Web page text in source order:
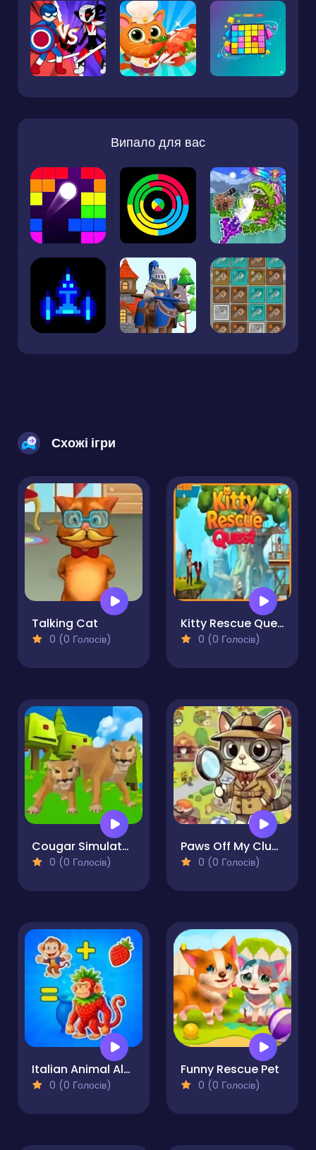
Випало для вас
Схожі ігри
Talking Cat
0 (0 Голосів)
Kitty Rescue Quest
0 (0 Голосів)
Cougar Simulator - Big Cats
0 (0 Голосів)
Paws Off My Clues!
0 (0 Голосів)
Italian Animal Alchemy - Brainrot
0 (0 Голосів)
Funny Rescue Pet
0 (0 Голосів)